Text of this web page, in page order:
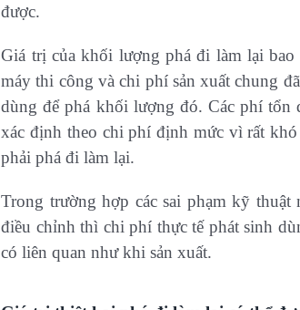
được.
Giá trị của khối lượng phá đi làm lại
máy thi công và chi phí sản xuất chung
dùng để phá khối lượng đó. Các phí
xác định theo chi phí định mức vì rất
phải phá đi làm lại.
Trong trường hợp các sai phạm kỹ
điều chỉnh thì chi phí thực tế phát sinh
có liên quan như khi sản xuất.